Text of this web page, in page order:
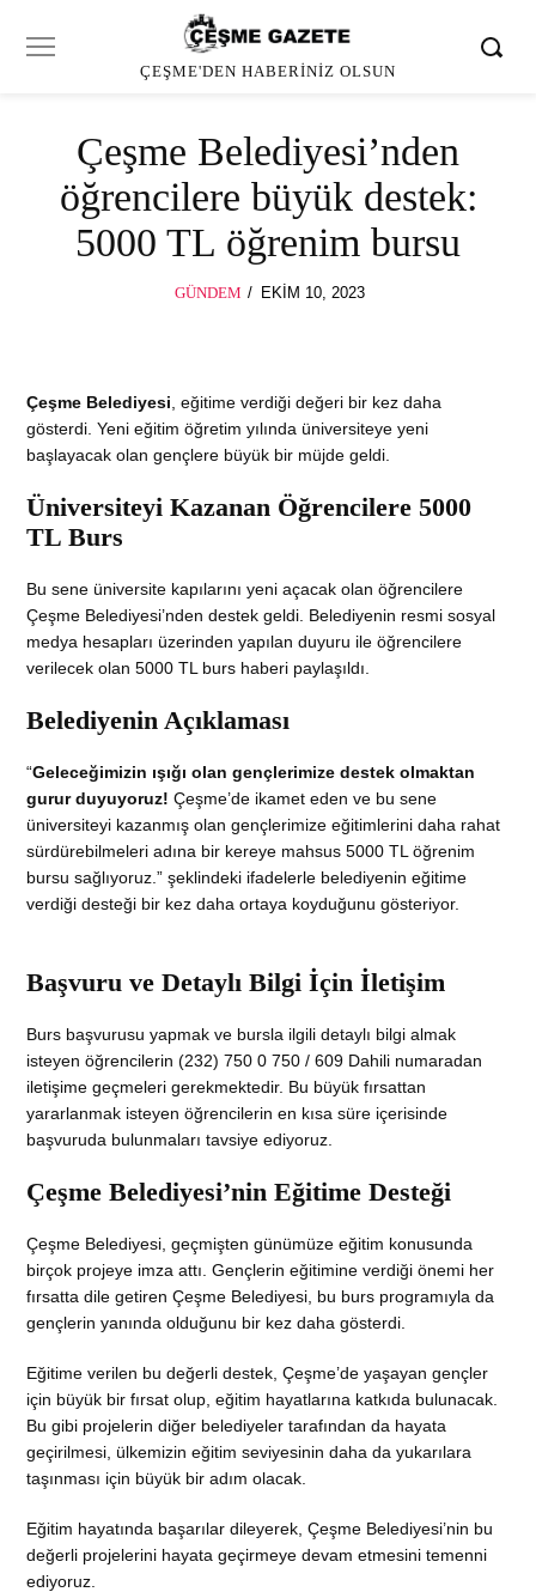
ÇEŞME'DEN HABERINIZ OLSUN
Çeşme Belediyesi’nden
öğrencilere büyük destek:
5000 TL öğrenim bursu
GÜNDEM
POSTED
EKIM 10, 2023
Çeşme Belediyesi , eğitime verdiği değeri bir kez daha
gösterdi. Yeni eğitim öğretim yılında üniversiteye yeni
başlayacak olan gençlere büyük bir müjde geldi.
Üniversiteyi Kazanan Öğrencilere 5000
TL Burs
Bu sene üniversite kapılarını yeni açacak olan öğrencilere
Çeşme Belediyesi’nden destek geldi. Belediyenin resmi sosyal
medya hesapları üzerinden yapılan duyuru ile öğrencilere
verilecek olan 5000 TL burs haberi paylaşıldı.
Belediyenin Açıklaması
“Geleceğimizin ışığı olan gençlerimize destek olmaktan
gurur duyuyoruz! Çeşme’de ikamet eden ve bu sene
üniversiteyi kazanmış olan gençlerimize eğitimlerini daha rahat
sürdürebilmeleri adına bir kereye mahsus 5000 TL öğrenim
bursu sağlıyoruz.” şeklindeki ifadelerle belediyenin eğitime
verdiği desteği bir kez daha ortaya koyduğunu gösteriyor.
Başvuru ve Detaylı Bilgi İçin İletişim
Burs başvurusu yapmak ve bursla ilgili detaylı bilgi almak
isteyen öğrencilerin (232) 750 0 750 / 609 Dahili numaradan
iletişime geçmeleri gerekmektedir. Bu büyük fırsattan
yararlanmak isteyen öğrencilerin en kısa süre içerisinde
başvuruda bulunmaları tavsiye ediyoruz.
Çeşme Belediyesi’nin Eğitime Desteği
Çeşme Belediyesi, geçmişten günümüze eğitim konusunda
birçok projeye imza attı. Gençlerin eğitimine verdiği önemi her
fırsatta dile getiren Çeşme Belediyesi, bu burs programıyla da
gençlerin yanında olduğunu bir kez daha gösterdi.
Eğitime verilen bu değerli destek, Çeşme’de yaşayan gençler
için büyük bir fırsat olup, eğitim hayatlarına katkıda bulunacak.
Bu gibi projelerin diğer belediyeler tarafından da hayata
geçirilmesi, ülkemizin eğitim seviyesinin daha da yukarılara
taşınması için büyük bir adım olacak.
Eğitim hayatında başarılar dileyerek, Çeşme Belediyesi’nin bu
değerli projelerini hayata geçirmeye devam etmesini temenni
ediyoruz.